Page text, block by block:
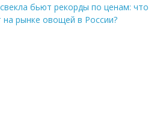
бьют рекорды по ценам: что
на рынке овощей в России?